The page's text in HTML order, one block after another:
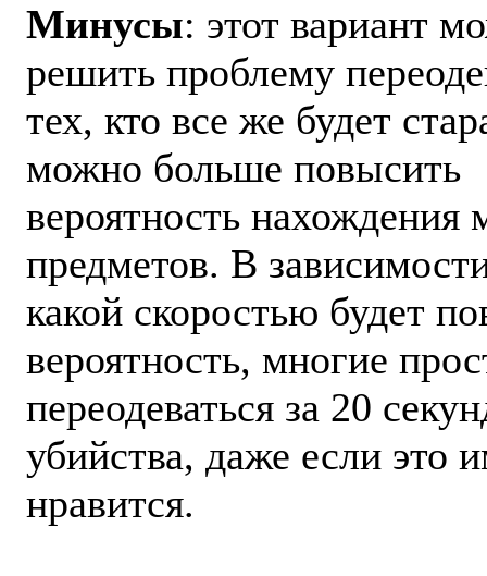
Минусы: этот вариант
решить проблему
тех, кто все же будет
можно больше повысить
вероятность нахождения
предметов. В
какой скоростью будет
вероятность, многие
переодеваться за 20
убийства, даже если это
нравится.